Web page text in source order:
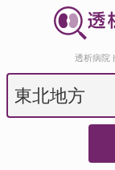
透析病院